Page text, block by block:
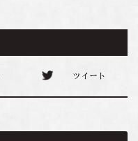
ツイート